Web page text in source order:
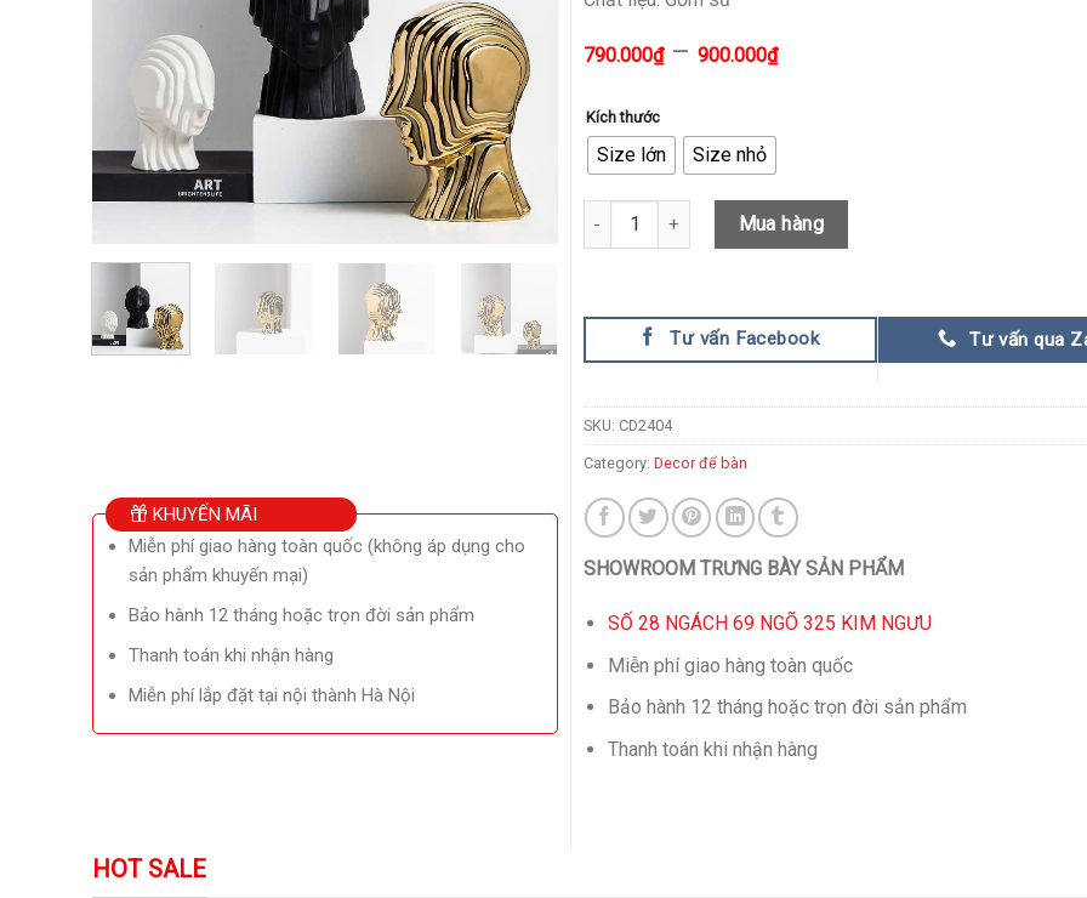
KHUYẾN MÃI
Miễn phí giao hàng toàn quốc (không áp dụng cho
sản phẩm khuyến mại)
Bảo hành 12 tháng hoặc trọn đời sản phẩm
Thanh toán khi nhận hàng
Miễn phí lắp đặt tại nội thành Hà Nội
790.000₫– 900.000₫
Kích thước
Size lớn Size nhỏ
Tượng Chân Dung Độc Đáo Phong Cách quantity
Mua hàng
Tư vấn Facebook Tư vấn qua
SKU: CD2404
Category: Decor để bàn
SHOWROOM TRƯNG BÀY SẢN PHẨM
SỐ 28 NGÁCH 69 NGÕ 325 KIM NGƯU
Miễn phí giao hàng toàn quốc
Bảo hành 12 tháng hoặc trọn đời sản phẩm
Thanh toán khi nhận hàng
HOT SALE